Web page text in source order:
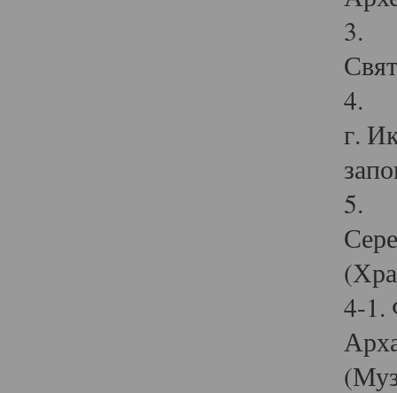
3.
4.
г.
5.
4-1.